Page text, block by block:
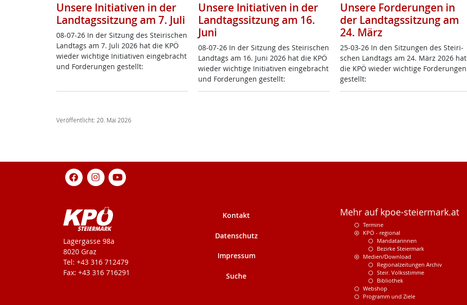
Unsere Initiativen in der
Landtagssitzung am 7. Juli
08-07-26 In der Sit­zung des Stei­ri­schen
Land­tags am 7. Ju­li 2026 hat die KPÖ
wie­der wich­ti­ge In­i­tia­ti­ven ein­ge­bracht
und For­de­run­gen ge­s­tellt:
Unsere Initiativen in der
Landtagssitzung am 16.
Juni
08-07-26 In der Sit­zung des Stei­ri­schen
Land­tags am 16. Ju­ni 2026 hat die KPÖ
wie­der wich­ti­ge In­i­tia­ti­ven ein­ge­bracht
und For­de­run­gen ge­s­tellt:
Unsere Forderungen in
der Landtagssitzung am
24. März
25-03-26 In den Sit­zun­gen des Stei­ri­
schen Land­tags am 24. März 2026 hat
die KPÖ wie­der wich­ti­ge For­de­run­gen
ge­s­tellt:
Veröffentlicht: 20. Mai 2026
KPÖ-Steiermark
Lagergasse 98a
8020 Graz
Tel: +43 316 712479
Fax: +43 316 716291
Kontakt
Datenschutz
Impressum
Suche
Mehr auf kpoe-steiermark.at
Termine
KPÖ - regional
Mandatarinnen
Bezirke Steiermark
Medien/Download
Regionalzeitungen Archiv
Steir. Volksstimme
Bibliothek
Webshop
Programm und Ziele